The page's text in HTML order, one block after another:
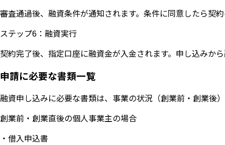
審査通過後、融資条件が通知されます。条件に同意したら契
ステップ6：融資実行
契約完了後、指定口座に融資金が入金されます。申し込みか
申請に必要な書類一覧
融資申し込みに必要な書類は、事業の状況（創業前・創業後
創業前・創業直後の個人事業主の場合
・借入申込書